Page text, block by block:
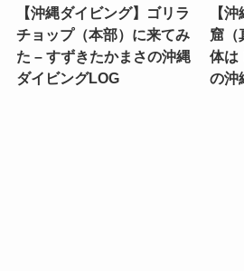
【沖縄ダイビング】ゴリラ
チョップ（本部）に来てみ
た – すずきたかまさの沖縄
ダイビングLOG
【
窟（
体は
の沖